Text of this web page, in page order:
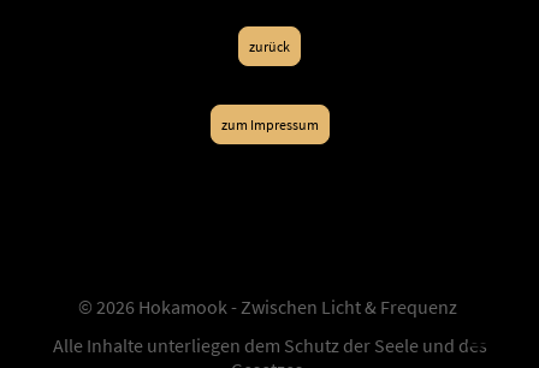
zurück
zum Impressum
© 2026 Hokamook - Zwischen Licht & Frequenz
Alle Inhalte unterliegen dem Schutz der Seele und des